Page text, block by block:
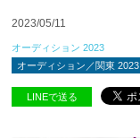
2023/05/11
オーディション 2023
オーディション／関東 2023
LINEで送る